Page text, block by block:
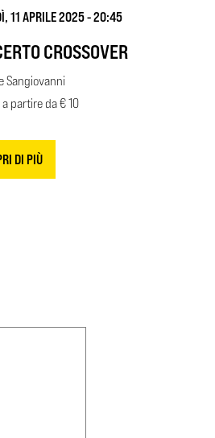
11 APRILE 2025 - 20:45
CROSSOVER
Sangiovanni
partire da € 10
DI PIÙ